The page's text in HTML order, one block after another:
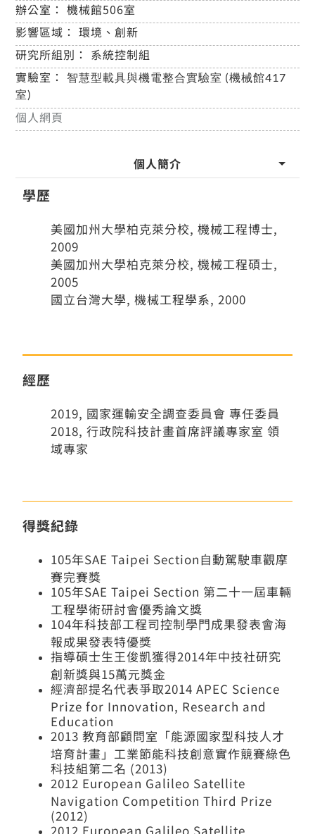
辦公室：機械館506室
影響區域：環境、創新
研究所組別： 系統控制組
實驗室：
智慧型載具與機電整合實驗室 (機械館417
室)
個人網頁
個人簡介
學歷
美國加州大學柏克萊分校, 機械工程博士,
2009
美國加州大學柏克萊分校, 機械工程碩士,
2005
國立台灣大學, 機械工程學系, 2000
經歷
2019, 國家運輸安全調查委員會 專任委員
2018, 行政院科技計畫首席評議專家室 領
域專家
得獎紀錄
105年SAE Taipei Section自動駕駛車觀摩
賽完賽獎
105年SAE Taipei Section 第二十一屆車輛
工程學術研討會優秀論文獎
104年科技部工程司控制學門成果發表會海
報成果發表特優獎
指導碩士生王俊凱獲得2014年中技社研究
創新獎與15萬元獎金
經濟部提名代表爭取2014 APEC Science
Prize for Innovation, Research and
Education
2013 教育部顧問室「能源國家型科技人才
培育計畫」工業節能科技創意實作競賽綠色
科技組第二名 (2013)
2012 European Galileo Satellite
Navigation Competition Third Prize
(2012)
2012 European Galileo Satellite